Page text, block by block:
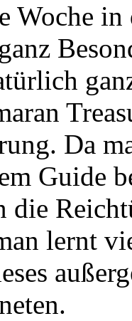
Woche
Da
Guide
die
lernt